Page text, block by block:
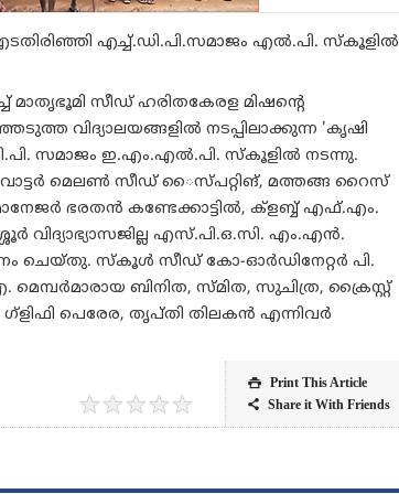
എച്ച്.ഡി.പി.സമാജം എൽ.പി. സ്‌കൂളിൽ
മാതൃഭൂമി സീഡ് ഹരിതകേരള മിഷന്റെ
വിദ്യാലയങ്ങളിൽ നടപ്പിലാക്കുന്ന 'കൃഷി
സമാജം ഇ.എം.എൽ.പി. സ്‌കൂളിൽ നടന്നു.
വാട്ടർ മെലൺ സീഡ്‌ ൈസ്പറ്റിങ്, മത്തങ്ങ റൈസ്
ഭരതൻ കണ്ടേക്കാട്ടിൽ, ക്‌ളബ്ബ് എഫ്.എം.
വിദ്യാഭ്യാസജില്ല എസ്.പി.ഒ.സി. എം.എൻ.
ചെയ്തു. സ്‌കൂൾ സീഡ് കോ-ഓർഡിനേറ്റർ പി.
മെമ്പർമാരായ ബിനിത, സ്മിത, സുചിത്ര, ക്രൈസ്റ്റ്
പെരേര, തൃപ്തി തിലകൻ എന്നിവർ
 Print This Article
 Share it With Friends
★★★★★